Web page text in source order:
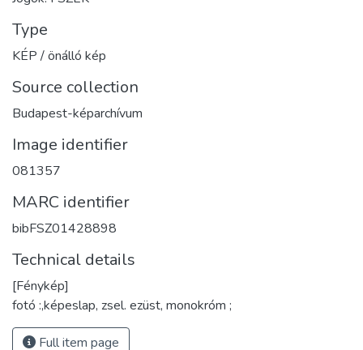
Type
KÉP / önálló kép
Source collection
Budapest-képarchívum
Image identifier
081357
MARC identifier
bibFSZ01428898
Technical details
[Fénykép]
fotó :,képeslap, zsel. ezüst, monokróm ;
Full item page